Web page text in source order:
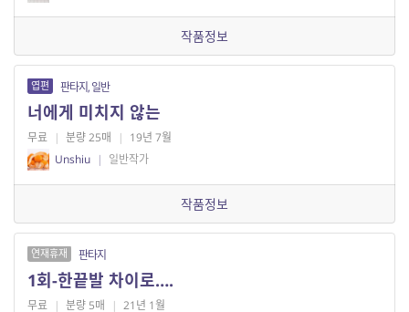
작품정보
엽편 판타지, 일반
너에게 미치지 않는
무료 | 분량 25매 | 19년 7월
Unshiu | 일반작가
작품정보
연재휴재 판타지
1회-한끝발 차이로….
무료 | 분량 5매 | 21년 1월